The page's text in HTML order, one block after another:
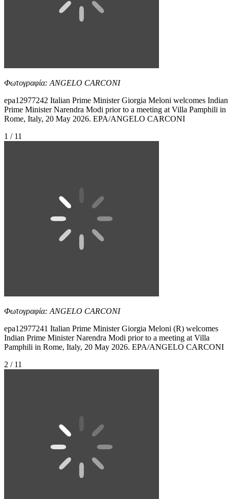
Φωτογραφία: ANGELO CARCONI
epa12977242 Italian Prime Minister Giorgia Meloni welcomes Indian
Prime Minister Narendra Modi prior to a meeting at Villa Pamphili in
Rome, Italy, 20 May 2026. EPA/ANGELO CARCONI
1 / 11
Φωτογραφία: ANGELO CARCONI
epa12977241 Italian Prime Minister Giorgia Meloni (R) welcomes
Indian Prime Minister Narendra Modi prior to a meeting at Villa
Pamphili in Rome, Italy, 20 May 2026. EPA/ANGELO CARCONI
2 / 11